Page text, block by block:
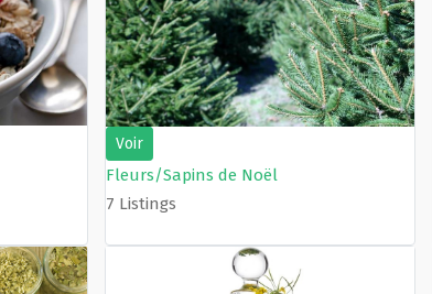
Voir
Fleurs/Sapins de Noël
7 Listings